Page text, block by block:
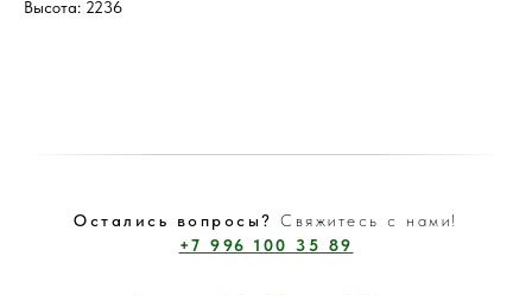
Высота: 2236
Остались вопросы?Свяжитесь с нами!
+7 996 100 35 89